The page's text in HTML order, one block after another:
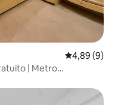
4,89 (9)
| Metro